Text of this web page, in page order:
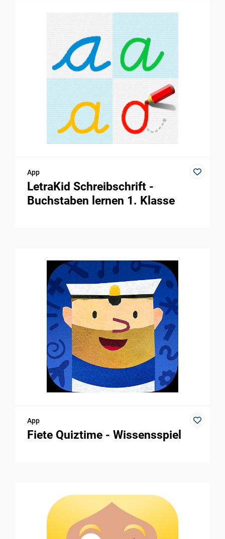
App
LetraKid Schreibschrift -
Buchstaben lernen 1. Klasse
App
Fiete Quiztime - Wissensspiel